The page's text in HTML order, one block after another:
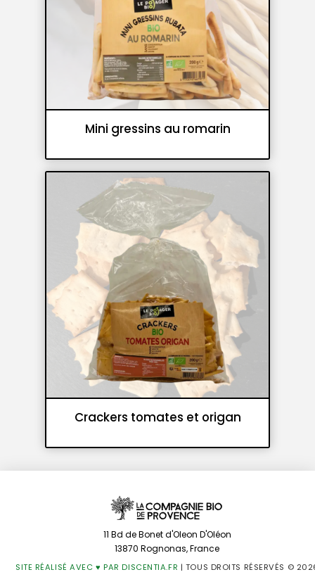
Mini gressins au romarin
Gressins et flûtes croustillantes
Panifications
Crackers tomates et origan
11 Bd de Bonet d'Oleon D'Oléon
13870 Rognonas, France
SITE RÉALISÉ AVEC ♥️ PAR DISCENTIA.FR | TOUS DROITS RÉSERVÉS ©